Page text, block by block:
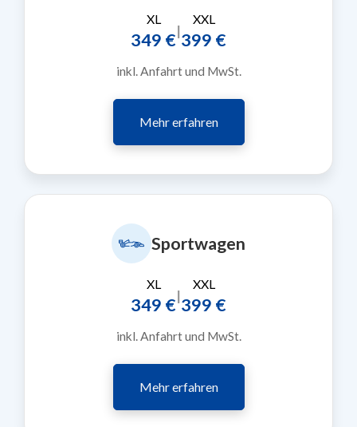
XL
349 €|
XXL
399 €
inkl. Anfahrt und MwSt.
Mehr erfahren
Sportwagen
XL
349 €|
XXL
399 €
inkl. Anfahrt und MwSt.
Mehr erfahren